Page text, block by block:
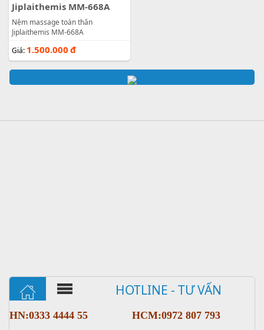
HOTLINE - TƯ VẤN
HN:0333 4444 55 HCM:0972 807 793
Jiplaithemis MM-668A
Nệm massage toàn thân
Jiplaithemis MM-668A
Giá: 1.500.000 đ